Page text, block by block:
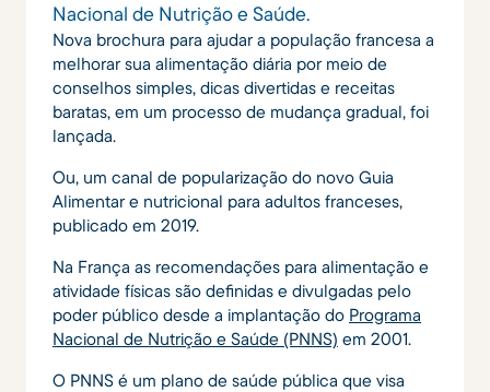
Nacional de Nutrição e Saúde.
Nova brochura para ajudar a população francesa a
melhorar sua alimentação diária por meio de
conselhos simples, dicas divertidas e receitas
baratas, em um processo de mudança gradual, foi
lançada.
Ou, um canal de popularização do novo Guia
Alimentar e nutricional para adultos franceses,
publicado em 2019.
Na França as recomendações para alimentação e
atividade físicas são definidas e divulgadas pelo
poder público desde a implantação do Programa
Nacional de Nutrição e Saúde (PNNS) em 2001.
O PNNS é um plano de saúde pública que visa